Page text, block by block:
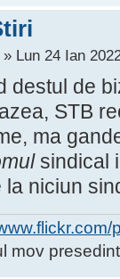
Lun 24 Ian
destul de
STB
ma
sindical
la niciun
mov